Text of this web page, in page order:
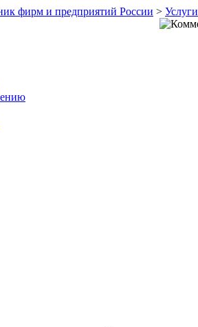
фирм и предприятий России > Услуги